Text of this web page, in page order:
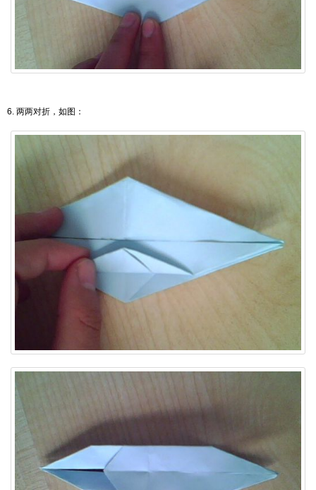
6. 两两对折，如图：